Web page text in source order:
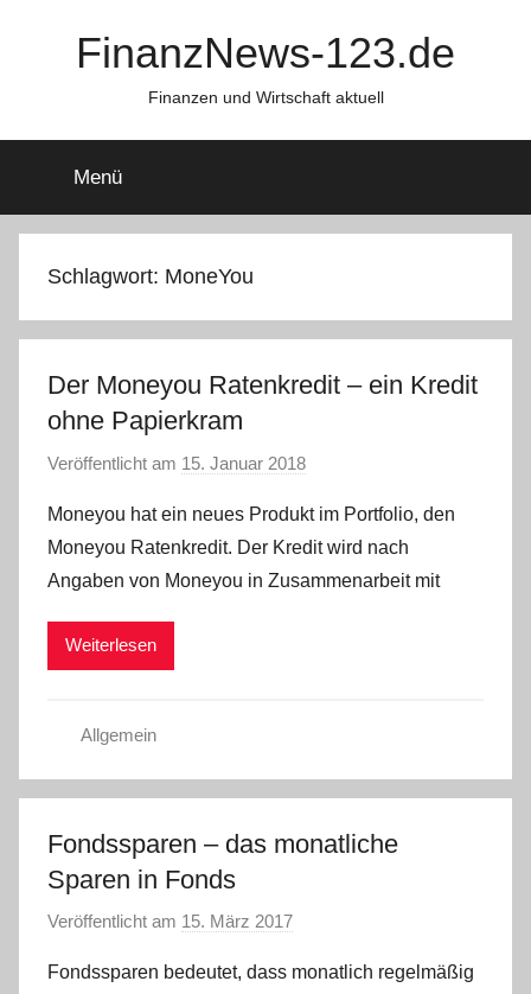
FinanzNews-123.de
Finanzen und Wirtschaft aktuell
Menü
Schlagwort: MoneYou
Der Moneyou Ratenkredit – ein Kredit
ohne Papierkram
Veröffentlicht am 15. Januar 2018
n
C
W
Moneyou hat ein neues Produkt im Portfolio, den
Moneyou Ratenkredit. Der Kredit wird nach
Angaben von Moneyou in Zusammenarbeit mit
Weiterlesen
Allgemein
Fondssparen – das monatliche
Sparen in Fonds
Veröffentlicht am 15. März 2017
n
Fondssparen bedeutet, dass monatlich regelmäßig